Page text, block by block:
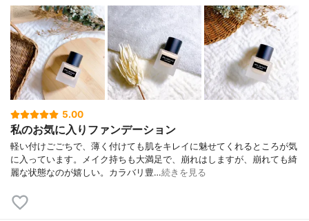
5.00
私のお気に入りファンデーション
軽い付けごごちで、薄く付けても肌をキレイに魅せてくれるところが気
に入っています。メイク持ちも大満足で、崩れはしますが、崩れても綺
麗な状態なのが嬉しい。カラバリ豊…続きを見る